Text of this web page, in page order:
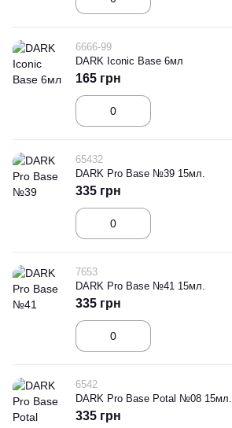
6666-99
DARK Iconic Base 6мл
165 грн
65432
DARK Pro Base №39 15мл.
335 грн
7653
DARK Pro Base №41 15мл.
335 грн
6542
DARK Pro Base Potal №08 15мл.
335 грн